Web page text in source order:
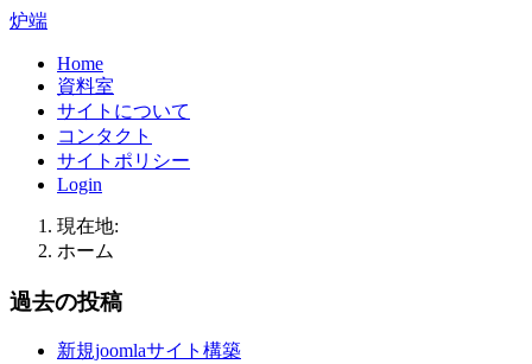
炉端
Home
資料室
サイトについて
コンタクト
サイトポリシー
Login
現在地:
ホーム
過去の投稿
新規joomlaサイト構築